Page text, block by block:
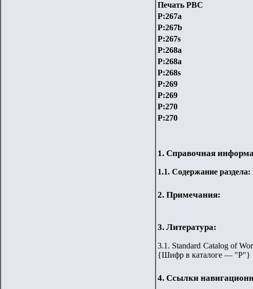
Печать PBC
P:267a
P:267b
P:267s
P:268a
P:268a
P:268s
P:269
P:269
P:270
P:270
1. Справочная
1.1. Содержание раздела:
2. Примечания:
3. Литература:
3.1. Standard Catalog of
{Шифр в каталоге — "Р"}
4. Ссылки